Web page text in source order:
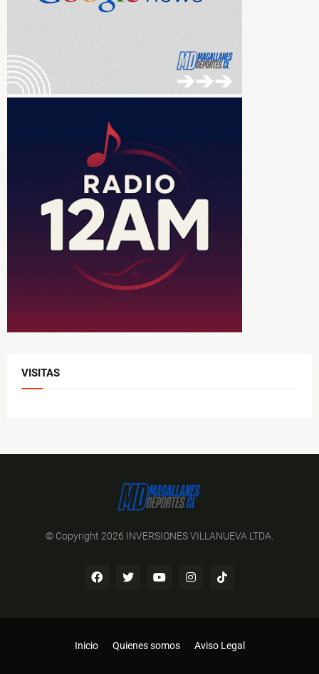
VISITAS
© Copyright 2026 INVERSIONES VILLANUEVA LTDA.
Inicio Quienes somos Aviso Legal